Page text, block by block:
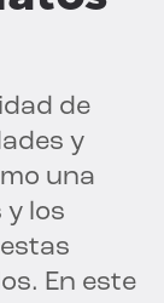
de
y
una
y los
En este